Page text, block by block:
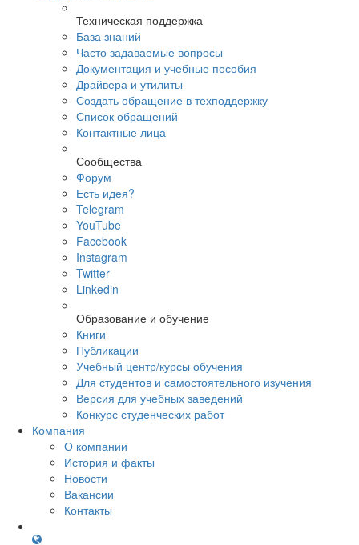
Техническая поддержка
База знаний
Часто задаваемые вопросы
Документация и учебные пособия
Драйвера и утилиты
Создать обращение в техподдержку
Список обращений
Контактные лица
Сообщества
Форум
Есть идея?
Telegram
YouTube
Facebook
Instagram
Twitter
Linkedin
Образование и обучение
Книги
Публикации
Учебный центр/курсы обучения
Для студентов и самостоятельного изучения
Версия для учебных заведений
Конкурс студенческих работ
Компания
О компании
История и факты
Новости
Вакансии
Контакты